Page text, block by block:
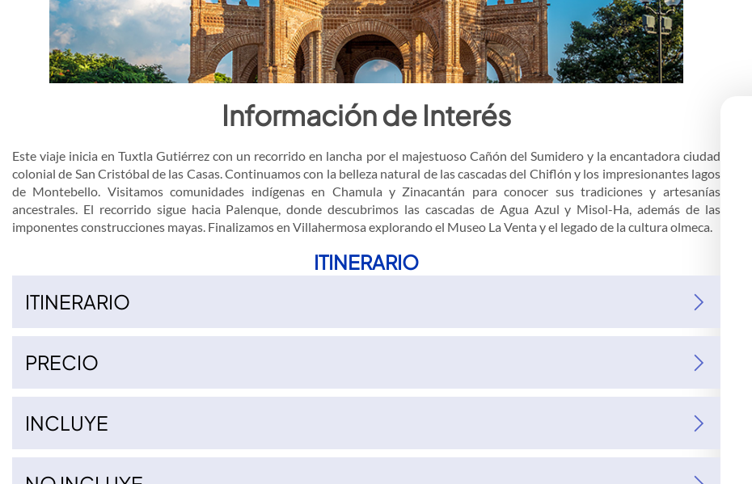
Información de Interés
Este viaje inicia en Tuxtla Gutiérrez con un recorrido en lancha por el majestuoso Cañón del Sumidero y la encantadora ciudad
colonial de San Cristóbal de las Casas. Continuamos con la belleza natural de las cascadas del Chiflón y los impresionantes lagos
de Montebello. Visitamos comunidades indígenas en Chamula y Zinacantán para conocer sus tradiciones y artesanías
ancestrales. El recorrido sigue hacia Palenque, donde descubrimos las cascadas de Agua Azul y Misol-Ha, además de las
imponentes construcciones mayas. Finalizamos en Villahermosa explorando el Museo La Venta y el legado de la cultura olmeca.
ITINERARIO
ITINERARIO
PRECIO
INCLUYE